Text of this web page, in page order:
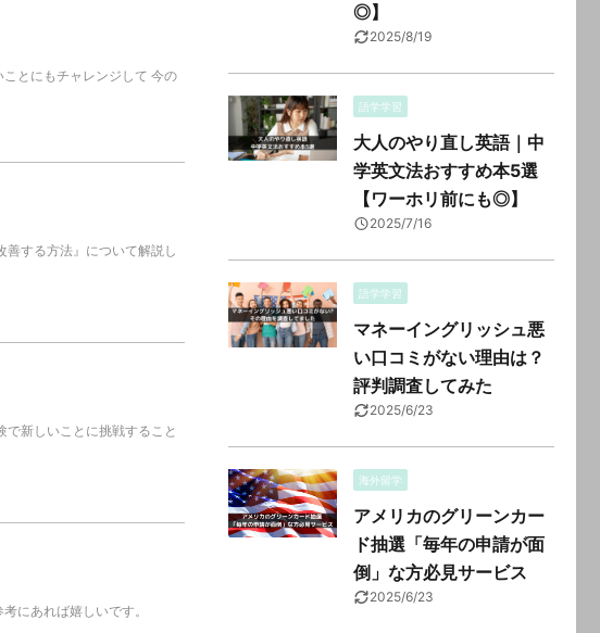
とにもチャレンジして 今の
する方法』について解説し
新しいことに挑戦すること
にあれば嬉しいです。
◎】
2025/8/19
語学学習
大人のやり直し英語｜中
学英文法おすすめ本5選
【ワーホリ前にも◎】
2025/7/16
語学学習
マネーイングリッシュ悪
い口コミがない理由は？
評判調査してみた
2025/6/23
海外留学
アメリカのグリーンカー
ド抽選「毎年の申請が面
倒」な方必見サービス
2025/6/23